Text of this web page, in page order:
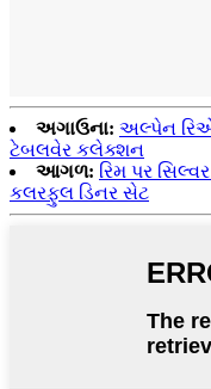
અગાઉના: અલ્પેન
ટેબલવેર કલેક્શન
આગળ: રિમ પર
કલરફુલ ડિનર સેટ